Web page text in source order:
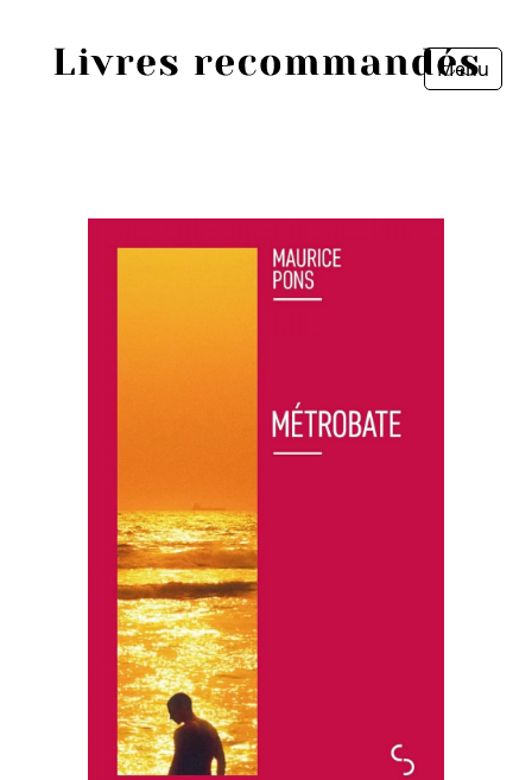
Menu
Livres les plus recommandés
Prix littéraires
Fermer